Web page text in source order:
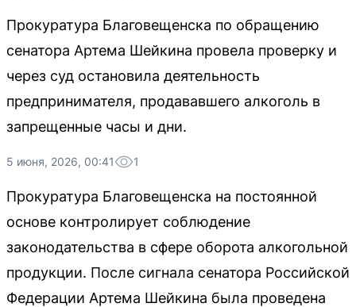
Прокуратура Благовещенска по обращению
сенатора Артема Шейкина провела проверку и
через суд остановила деятельность
предпринимателя, продававшего алкоголь в
запрещенные часы и дни.
5 июня, 2026, 00:41 1
Прокуратура Благовещенска на постоянной
основе контролирует соблюдение
законодательства в сфере оборота алкогольной
продукции. После сигнала сенатора Российской
Федерации Артема Шейкина была проведена